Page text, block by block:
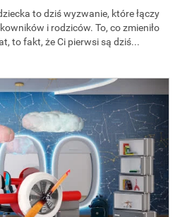
to dziś wyzwanie, które łączy
i rodziców. To, co zmieniło
to fakt, że Ci pierwsi są dziś...